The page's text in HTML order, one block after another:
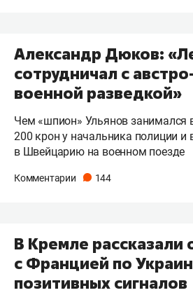
Александр Дюков:
сотрудничал с
военной разведкой»
Чем «шпион» Ульянов занимался
200 крон у начальника полиции и
в Швейцарию на военном поезде
Комментарии 144
В Кремле рассказали
с Францией по
позитивных сигналов